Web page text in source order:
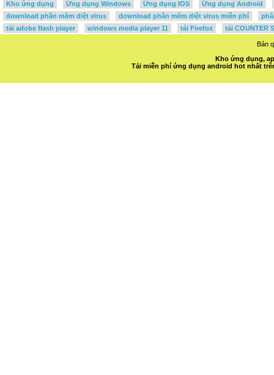
Kho ứng dụng Ứng dụng Windows Ứng dụng IOS
Ứng dụng Android
download phần mềm diệt virus
download phần mềm diệt virus miễn phí
tải adobe flash player
windows media player 11 tải Firefox tải COUNTER
Bản
Kho ứng dụng,
Tải miễn phí ứng dụng android hot nhất